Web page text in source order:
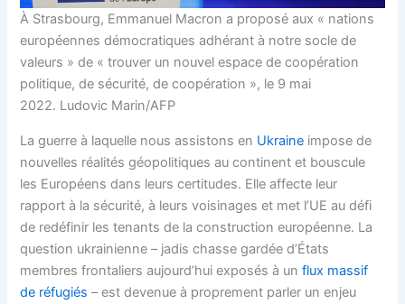
À Strasbourg, Emmanuel Macron a proposé aux « nations
européennes démocratiques adhérant à notre socle de
valeurs » de « trouver un nouvel espace de coopération
politique, de sécurité, de coopération », le 9 mai
2022. Ludovic Marin/AFP
La guerre à laquelle nous assistons en Ukraine impose de
nouvelles réalités géopolitiques au continent et bouscule
les Européens dans leurs certitudes. Elle affecte leur
rapport à la sécurité, à leurs voisinages et met l’UE au défi
de redéfinir les tenants de la construction européenne. La
question ukrainienne – jadis chasse gardée d’États
membres frontaliers aujourd’hui exposés à unflux massif
de réfugiés – est devenue à proprement parler un enjeu